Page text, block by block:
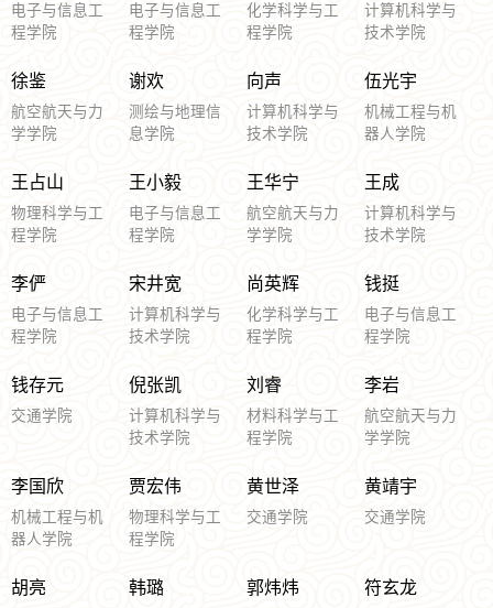
电子与信息工
程学院
电子与信息工
程学院
化学科学与工
程学院
计算机科学与
技术学院
徐鉴
航空航天与力
学学院
谢欢
测绘与地理信
息学院
向声
计算机科学与
技术学院
伍光宇
机械工程与机
器人学院
王占山
物理科学与工
程学院
王小毅
电子与信息工
程学院
王华宁
航空航天与力
学学院
王成
计算机科学与
技术学院
李俨
电子与信息工
程学院
宋井宽
计算机科学与
技术学院
尚英辉
化学科学与工
程学院
钱挺
电子与信息工
程学院
钱存元
交通学院
倪张凯
计算机科学与
技术学院
刘睿
材料科学与工
程学院
李岩
航空航天与力
学学院
李国欣
机械工程与机
器人学院
贾宏伟
物理科学与工
程学院
黄世泽
交通学院
黄靖宇
交通学院
胡亮 韩璐 郭炜炜 符玄龙